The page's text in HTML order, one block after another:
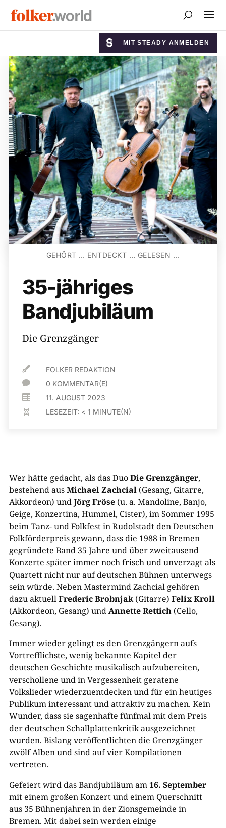
MIT STEADY ANMELDEN
GEHÖRT … ENTDECKT … GELESEN ...
35-jähriges
Bandjubiläum
Die Grenzgänger
 FOLKER REDAKTION
 0 KOMMENTAR(E)
 11. AUGUST 2023
 LESEZEIT: < 1 MINUTE(N)
Wer hätte gedacht, als das DuoDie Grenzgänger,
bestehend ausMichael Zachcial(Gesang, Gitarre,
Akkordeon) undJörg Fröse(u. a. Mandoline, Banjo,
Geige, Konzertina, Hummel, Cister), im Sommer 1995
beim Tanz- und Folkfest in Rudolstadt den Deutschen
Folkförderpreis gewann, dass die 1988 in Bremen
gegründete Band 35 Jahre und über zweitausend
Konzerte später immer noch frisch und unverzagt als
Quartett nicht nur auf deutschen Bühnen unterwegs
sein würde. Neben Mastermind Zachcial gehören
dazu aktuellFrederic Brobnjak(Gitarre) Felix Kroll
(Akkordeon, Gesang) undAnnette Rettich (Cello,
Gesang).
Immer wieder gelingt es den Grenzgängern aufs
Vortrefflichste, wenig bekannte Kapitel der
deutschen Geschichte musikalisch aufzubereiten,
verschollene und in Vergessenheit geratene
Volkslieder wiederzuentdecken und für ein heutiges
Publikum interessant und attraktiv zu machen. Kein
Wunder, dass sie sagenhafte fünfmal mit dem Preis
der deutschen Schallplattenkritik ausgezeichnet
wurden. Bislang veröffentlichten die Grenzgänger
zwölf Alben und sind auf vier Kompilationen
vertreten.
Gefeiert wird das Bandjubiläum am16. September
mit einem großen Konzert und einem Querschnitt
aus 35 Bühnenjahren in der Zionsgemeinde in
Bremen. Mit dabei sein werden einige